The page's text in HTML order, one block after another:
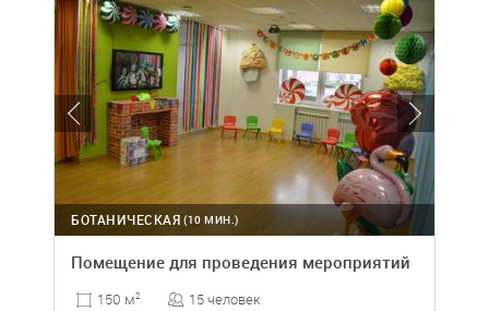
(10 МИН.)
БОТАНИЧЕСКАЯ
Помещение для проведения мероприятий
150 м2 15 человек